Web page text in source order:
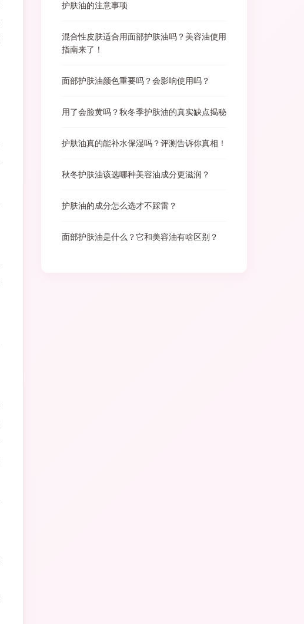
护肤油的注意事项
混合性皮肤适合用面部护肤油吗？美容油使用
指南来了！
面部护肤油颜色重要吗？会影响使用吗？
用了会脸黄吗？秋冬季护肤油的真实缺点揭秘
护肤油真的能补水保湿吗？评测告诉你真相！
秋冬护肤油该选哪种美容油成分更滋润？
护肤油的成分怎么选才不踩雷？
面部护肤油是什么？它和美容油有啥区别？